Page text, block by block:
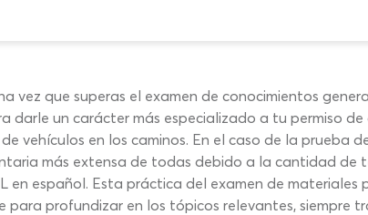
vez que superas el examen de conocimientos
un carácter más especializado a tu permiso de
vehículos en los caminos. En el caso de la prueba
más extensa de todas debido a la cantidad
en español. Esta práctica del examen de
profundizar en los tópicos relevantes, siempre